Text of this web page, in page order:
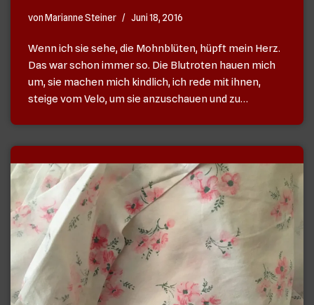
vonMarianne Steiner Juni 18, 2016
Wenn ich sie sehe, die Mohnblüten, hüpft mein Herz.
Das war schon immer so. Die Blutroten hauen mich
um, sie machen mich kindlich, ich rede mit ihnen,
steige vom Velo, um sie anzuschauen und zu…